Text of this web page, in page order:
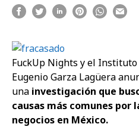
FuckUp Nights y el
Eugenio Garza Lagüera
una investigación que
causas más comunes por
negocios en México.